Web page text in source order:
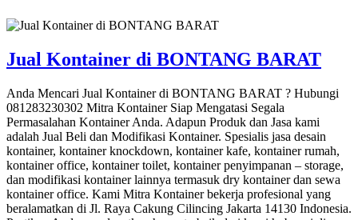
Jual Kontainer di BONTANG BARAT
Anda Mencari Jual Kontainer di BONTANG BARAT ? Hubungi
081283230302 Mitra Kontainer Siap Mengatasi Segala
Permasalahan Kontainer Anda. Adapun Produk dan Jasa kami
adalah Jual Beli dan Modifikasi Kontainer. Spesialis jasa desain
kontainer, kontainer knockdown, kontainer kafe, kontainer rumah,
kontainer office, kontainer toilet, kontainer penyimpanan – storage,
dan modifikasi kontainer lainnya termasuk dry kontainer dan sewa
kontainer office. Kami Mitra Kontainer bekerja profesional yang
beralamatkan di Jl. Raya Cakung Cilincing Jakarta 14130 Indonesia.